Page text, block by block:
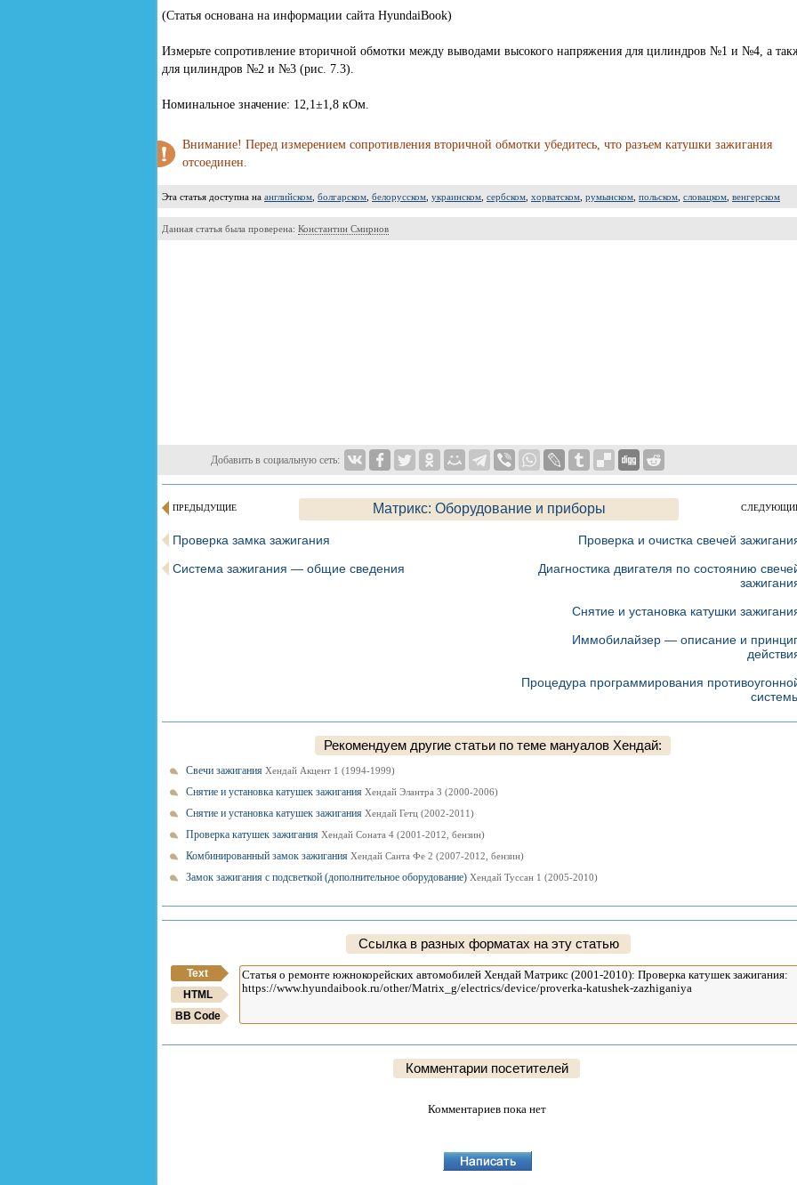
(Статья основана на информации сайта HyundaiBook)
Измерьте сопротивление вторичной обмотки между выводами высокого напряжения для цилиндров №1 и №4, а
для цилиндров №2 и №3 (рис. 7.3).
Номинальное значение: 12,1±1,8 кОм.
Внимание! Перед измерением сопротивления вторичной обмотки убедитесь, что разъем катушки зажигания
отсоединен.
Эта статья доступна на английском болгарском белорусском украинском сербском хорватском румынском польском словацком венгерском
Данная статья была проверена: Константин Смирнов
Добавить в социальную сеть:
ПРЕДЫДУЩИЕ Матрикс: Оборудование и приборы
Проверка замка зажигания
Система зажигания — общие сведения
Проверка и очистка свечей
Диагностика двигателя по состоянию
Снятие и установка катушки
Иммобилайзер — описание и
Процедура программирования
Рекомендуем другие статьи по теме мануалов Хендай:
Свечи зажигания Хендай Акцент 1 (1994-1999)
Снятие и установка катушек зажигания Хендай Элантра 3 (2000-2006)
Снятие и установка катушек зажигания Хендай Гетц (2002-2011)
Проверка катушек зажигания Хендай Соната 4 (2001-2012, бензин)
Комбинированный замок зажигания Хендай Санта Фе 2 (2007-2012, бензин)
Замок зажигания с подсветкой (дополнительное оборудование) Хендай Туссан 1 (2005-2010)
Ссылка в разных форматах на эту статью
Text
HTML
BB Code
Комментарии посетителей
Комментариев пока нет